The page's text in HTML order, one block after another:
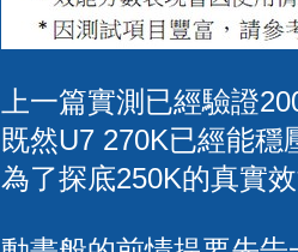
上一篇實測已經驗證
既然U7 270K已經能
為了探底250K的真實